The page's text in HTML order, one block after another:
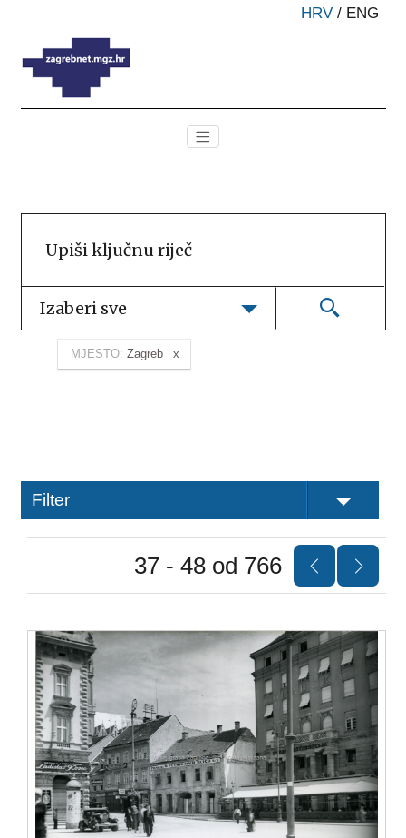
HRV / ENG
Izaberi sve
MJESTO: Zagreb
Filter
37 - 48 od 766